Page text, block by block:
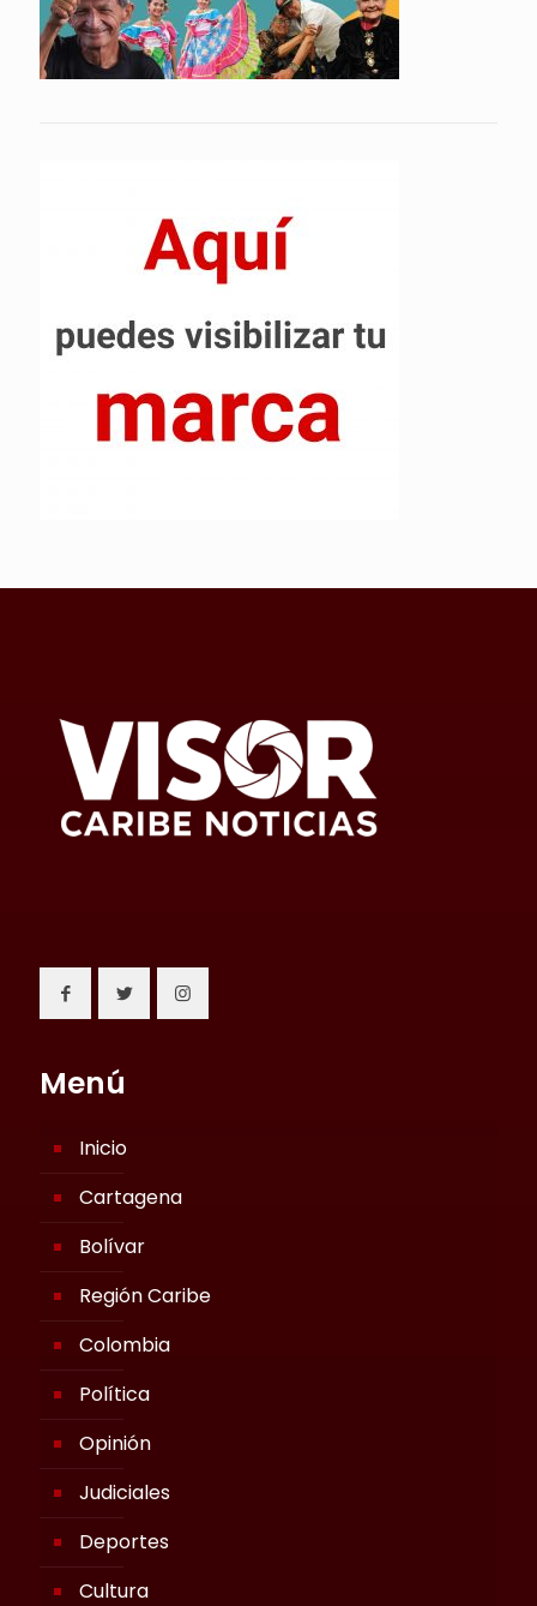
Menú
Inicio
Cartagena
Bolívar
Región Caribe
Colombia
Política
Opinión
Judiciales
Deportes
Cultura